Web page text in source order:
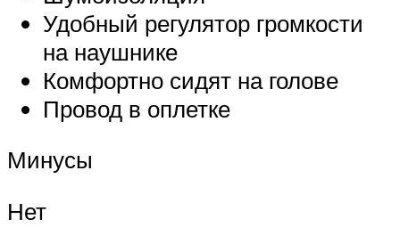
Удобный регулятор громкости
на наушнике
Комфортно сидят на голове
Провод в оплетке
Минусы
Нет